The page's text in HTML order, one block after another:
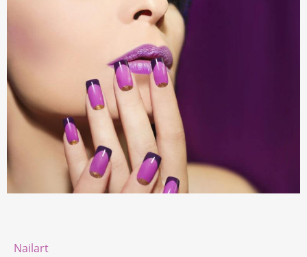
Nailart